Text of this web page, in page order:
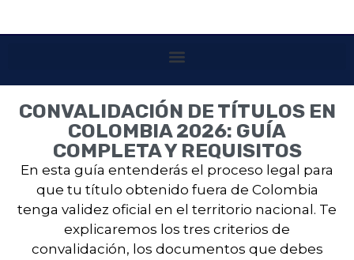
CONVALIDACIÓN DE TÍTULOS EN
COLOMBIA 2026: GUÍA
COMPLETA Y REQUISITOS
En esta guía entenderás el proceso legal para
que tu título obtenido fuera de Colombia
tenga validez oficial en el territorio nacional. Te
explicaremos los tres criterios de
convalidación, los documentos que debes